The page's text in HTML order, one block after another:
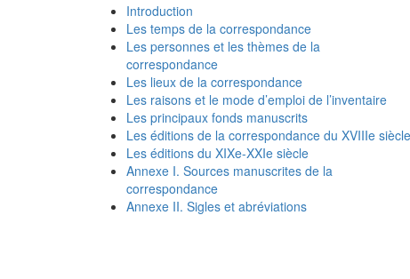
Introduction
Les temps de la correspondance
Les personnes et les thèmes de la
correspondance
Les lieux de la correspondance
Les raisons et le mode d’emploi de l’inventaire
Les principaux fonds manuscrits
Les éditions de la correspondance du XVIIIe siècle
Les éditions du XIXe-XXIe siècle
Annexe I. Sources manuscrites de la
correspondance
Annexe II. Sigles et abréviations